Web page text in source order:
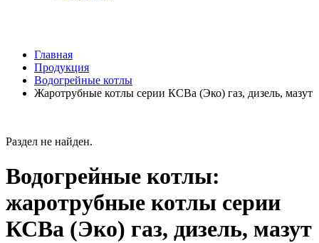
Главная
Продукция
Водогрейные котлы
Жаротрубные котлы серии КСВа (Эко) газ, дизель, мазут
Раздел не найден.
Водогрейные котлы:
жаротрубные котлы серии
КСВа (Эко) газ, дизель, мазут